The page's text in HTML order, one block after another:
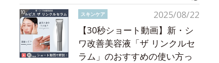
2025/08/22
スキンケア
【30秒ショート動画】新・シ
ワ改善美容液「ザ リンクルセ
ラム」のおすすめの使い方っ